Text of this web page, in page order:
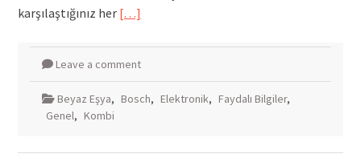
karşılaştığınız her […]
Leave a comment
Beyaz Eşya, Bosch, Elektronik, Faydalı Bilgiler,
Genel, Kombi